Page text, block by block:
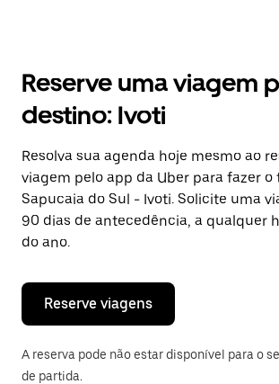
o
e
uma
data.
Pressione
a
tecla
“ESC”
para
o
calendário.
Reserve uma viagem
destino: Ivoti
Resolva sua agenda hoje mesmo ao
viagem pelo app da Uber para fazer o
Sapucaia do Sul - Ivoti. Solicite uma
90 dias de antecedência, a qualquer
do ano.
Reserve viagens
A reserva pode não estar disponível para o
de partida.